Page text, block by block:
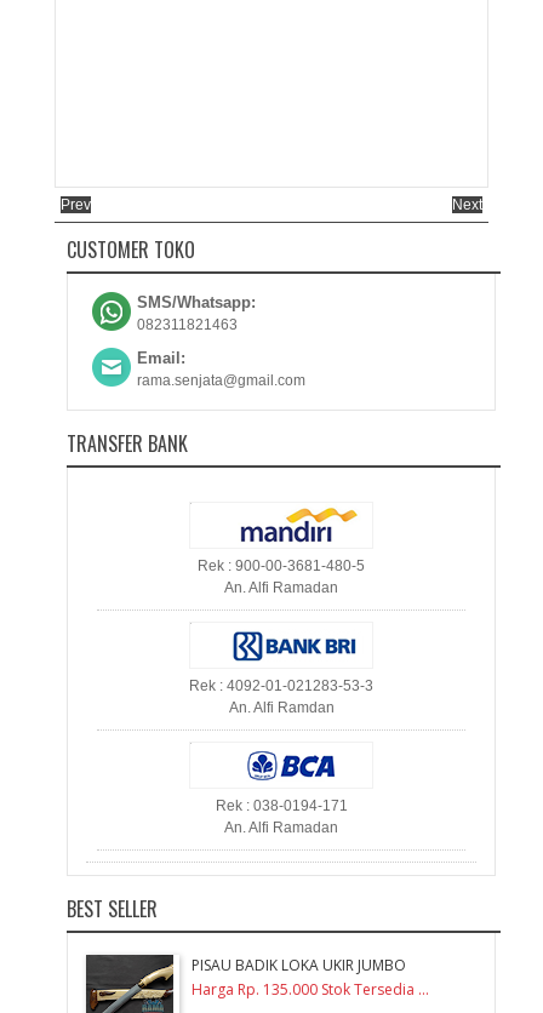
Prev Next
CUSTOMER TOKO
SMS/Whatsapp:
082311821463
Email:
rama.senjata@gmail.com
TRANSFER BANK
Rek : 900-00-3681-480-5
An. Alfi Ramadan
Rek : 4092-01-021283-53-3
An. Alfi Ramdan
Rek : 038-0194-171
An. Alfi Ramadan
BEST SELLER
PISAU BADIK LOKA UKIR JUMBO
Harga Rp. 135.000 Stok Tersedia ...